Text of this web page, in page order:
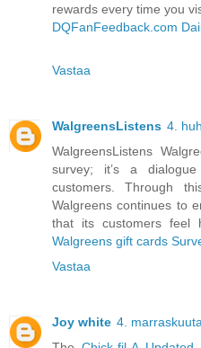
rewards every time you
DQFanFeedback.com
Vastaa
WalgreensListens 4.
WalgreensListens
survey; it’s a
customers. Through
Walgreens continues to
that its customers feel
Walgreens gift cards
Vastaa
Joy white 4.